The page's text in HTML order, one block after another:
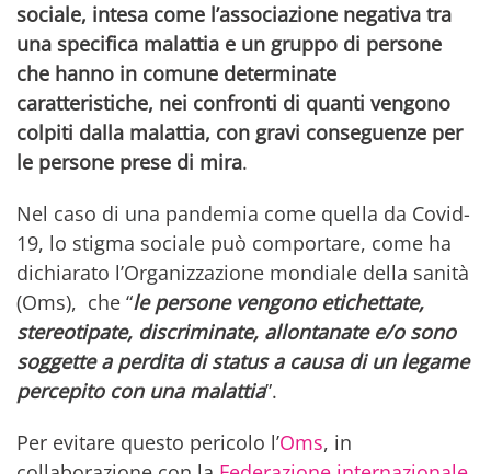
sociale, intesa come l’associazione negativa tra
una specifica malattia e un gruppo di persone
che hanno in comune determinate
caratteristiche, nei confronti di quanti vengono
colpiti dalla malattia, con gravi conseguenze per
le persone prese di mira.
Nel caso di una pandemia come quella da Covid-
19, lo stigma sociale può comportare, come ha
dichiarato l’Organizzazione mondiale della sanità
(Oms), che “le persone vengono etichettate,
stereotipate, discriminate, allontanate e/o sono
soggette a perdita di status a causa di un legame
percepito con una malattia”.
Per evitare questo pericolo l’Oms, in